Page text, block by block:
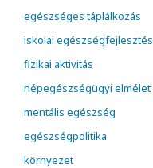
egészséges táplálkozás
iskolai egészségfejlesztés
fizikai aktivitás
népegészségügyi elmélet
mentális egészség
egészségpolitika
környezet